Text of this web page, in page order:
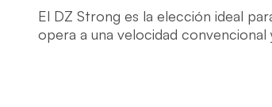
El DZ Strong es la elección ideal